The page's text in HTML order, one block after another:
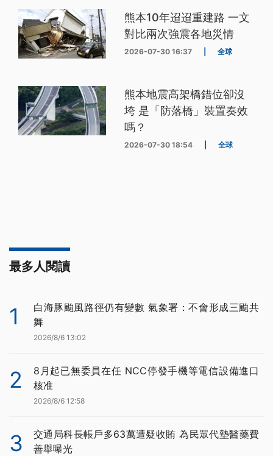
熊本10年迢迢重建路 一文
對比兩次強震各地災情
2026-07-30 16:37 全球
熊本地震高架橋錯位卻沒
垮 是「防落橋」裝置奏效
嗎？
2026-07-30 18:54 全球
最多人閱讀
1
白海豚颱風路徑仍有變數 氣象署：不會形成三颱共
舞
2026/8/6 13:02
2
8月起已無委員在任 NCC停發手機等電信設備進口
核准
2026/8/6 12:58
3
交通局科長帳戶多63萬遭疑收賄 為民眾代墊醫藥費
善舉曝光